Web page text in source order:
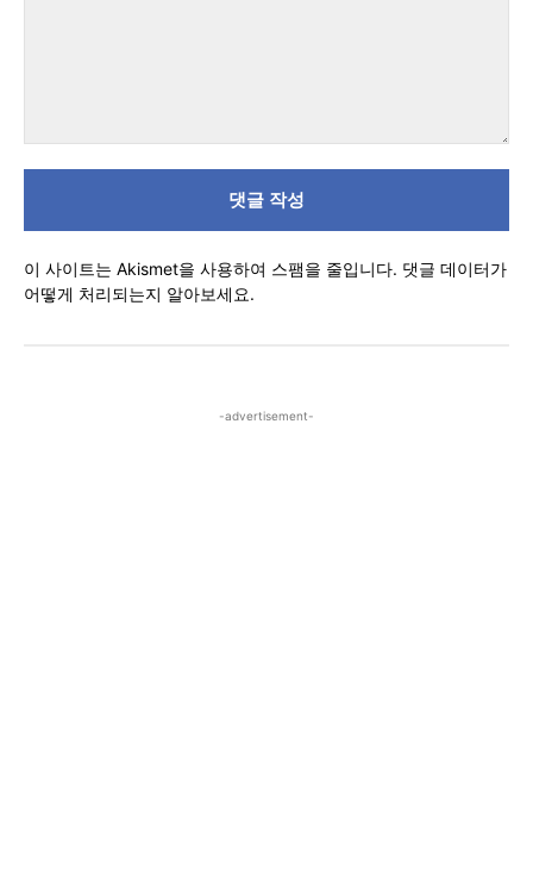
이 사이트는 Akismet을 사용하여 스팸을 줄입니다. 댓글 데이터가
어떻게 처리되는지 알아보세요.
-advertisement-